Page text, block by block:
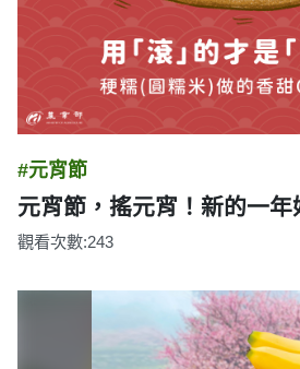
#元宵節
元宵節，搖元宵！新的一
觀看次數:243